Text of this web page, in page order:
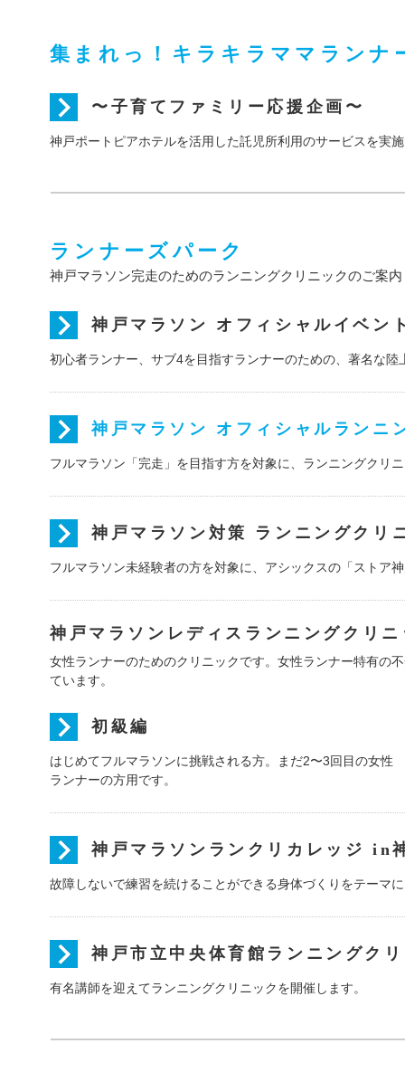
集まれっ！キラキラママランナ
〜子育てファミリー応援企画〜
神戸ポートピアホテルを活用した託児所利用のサービスを実
ランナーズパーク
神戸マラソン完走のためのランニングクリニックのご案内
神戸マラソン オフィシャルイベ
初心者ランナー、サブ4を目指すランナーのための、著名な
神戸マラソン オフィシャルランニ
フルマラソン「完走」を目指す方を対象に、ランニングクリ
神戸マラソン対策 ランニングクリ
フルマラソン未経験者の方を対象に、アシックスの「ストア
神戸マラソンレディスランニングクリ
女性ランナーのためのクリニックです。女性ランナー特有の
ています。
初級編
はじめてフルマラソンに挑戦される方。まだ2〜3回目の女性
ランナーの方用です。
神戸マラソンランクリカレッジ in
故障しないで練習を続けることができる身体づくりをテーマ
神戸市立中央体育館ランニングク
有名講師を迎えてランニングクリニックを開催します。